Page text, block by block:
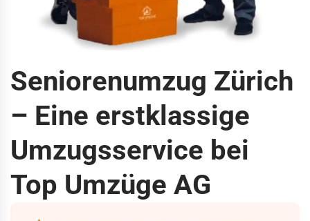
Seniorenumzug Zürich
– Eine erstklassige
Umzugsservice bei
Top Umzüge AG